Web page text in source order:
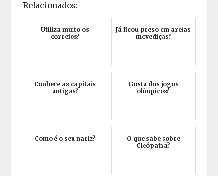
Relacionados:
Utiliza muito os
correios?
Já ficou preso em areias
movediças?
Conhece as capitais
antigas?
Gosta dos jogos
olímpicos?
Como é o seu nariz?
O que sabe sobre
Cleópatra?